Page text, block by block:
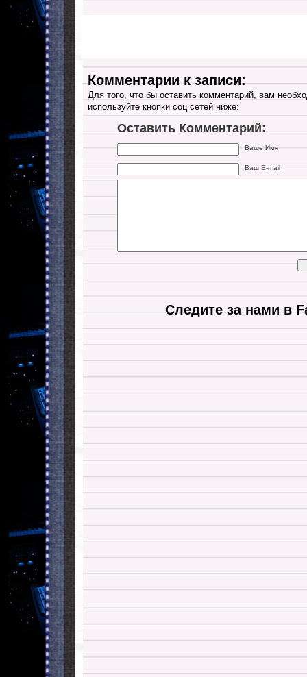
Комментарии к записи:
Для того, что бы оставить комментарий, вам
используйте кнопки соц сетей ниже:
Оставить Комментарий:
Ваше Имя
Ваш E-mail
Следите за нами в